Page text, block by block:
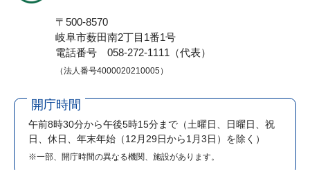
〒500-8570
岐阜市薮田南2丁目1番1号
電話番号 058-272-1111（代表）
（法人番号4000020210005）
開庁時間
午前8時30分から午後5時15分まで （土曜日、日曜日、祝
日、休日、年末年始（12月29日から1月3日）を除く）
※一部、開庁時間の異なる機関、施設があります。